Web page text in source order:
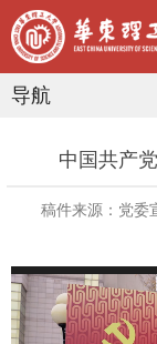
导航
中国共产
稿件来源：党委